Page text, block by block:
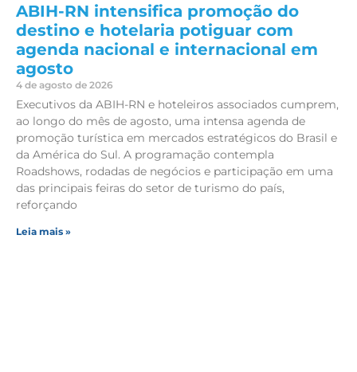
ABIH-RN intensifica promoção do
destino e hotelaria potiguar com
agenda nacional e internacional em
agosto
4 de agosto de 2026
Executivos da ABIH-RN e hoteleiros associados cumprem,
ao longo do mês de agosto, uma intensa agenda de
promoção turística em mercados estratégicos do Brasil e
da América do Sul. A programação contempla
Roadshows, rodadas de negócios e participação em uma
das principais feiras do setor de turismo do país,
reforçando
Leia mais »